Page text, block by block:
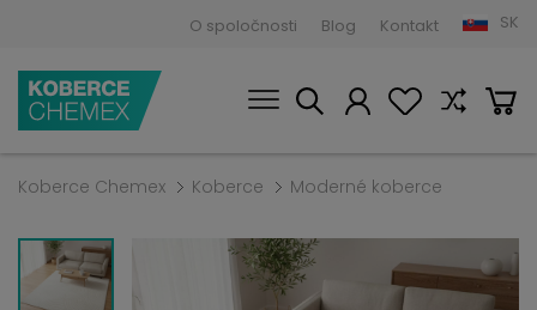
O spoločnosti Blog Kontakt SK
Koberce Chemex Koberce Moderné koberce